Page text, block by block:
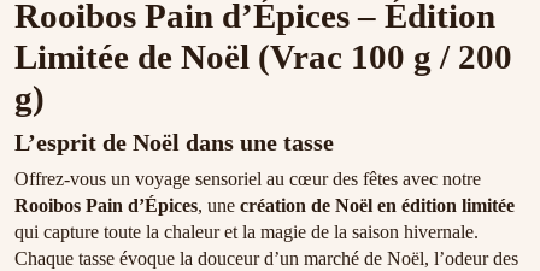
Rooibos Pain d’Épices – Édition
Limitée de Noël (Vrac 100 g / 200
g)
L’esprit de Noël dans une tasse
Offrez-vous un voyage sensoriel au cœur des fêtes avec notre
Rooibos Pain d’Épices, une création de Noël en édition limitée
qui capture toute la chaleur et la magie de la saison hivernale.
Chaque tasse évoque la douceur d’un marché de Noël, l’odeur des